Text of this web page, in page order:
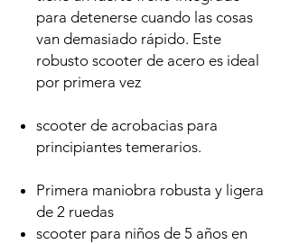
para detenerse cuando las cosas
van demasiado rápido. Este
robusto scooter de acero es ideal
por primera vez
scooter de acrobacias para
principiantes temerarios.
Primera maniobra robusta y ligera
de 2 ruedas
scooter para niños de 5 años en